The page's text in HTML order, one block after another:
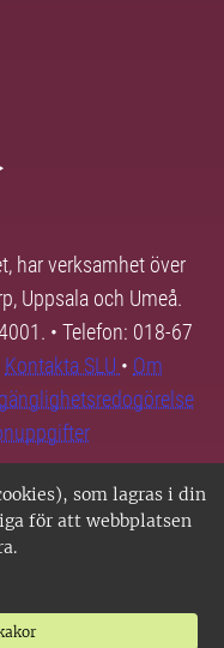
som lagras i din
för att webbplatsen
har verksamhet över
Uppsala och Umeå.
• Telefon: 018-67
Kontakta SLU • Om